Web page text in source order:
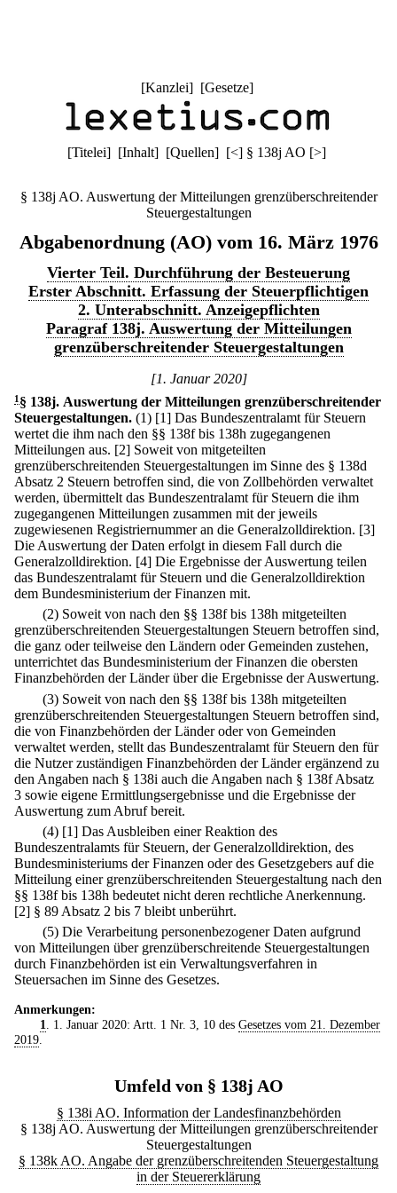
[Kanzlei] [Gesetze]
[Titelei] [Inhalt] [Quellen] [<] § 138j AO [>]
§ 138j AO. Auswertung der Mitteilungen grenzüberschreitender
Steuergestaltungen
Abgabenordnung (AO) vom 16. März 1976
Vierter Teil. Durchführung der Besteuerung
Erster Abschnitt. Erfassung der Steuerpflichtigen
2. Unterabschnitt. Anzeigepflichten
Paragraf 138j. Auswertung der Mitteilungen
grenzüberschreitender Steuergestaltungen
[1. Januar 2020]
1 § 138j. Auswertung der Mitteilungen grenzüberschreitender
Steuergestaltungen. (1) [1] Das Bundeszentralamt für Steuern
wertet die ihm nach den §§ 138f bis 138h zugegangenen
Mitteilungen aus. [2] Soweit von mitgeteilten
grenzüberschreitenden Steuergestaltungen im Sinne des § 138d
Absatz 2 Steuern betroffen sind, die von Zollbehörden verwaltet
werden, übermittelt das Bundeszentralamt für Steuern die ihm
zugegangenen Mitteilungen zusammen mit der jeweils
zugewiesenen Registriernummer an die Generalzolldirektion. [3]
Die Auswertung der Daten erfolgt in diesem Fall durch die
Generalzolldirektion. [4] Die Ergebnisse der Auswertung teilen
das Bundeszentralamt für Steuern und die Generalzolldirektion
dem Bundesministerium der Finanzen mit.
(2) Soweit von nach den §§ 138f bis 138h mitgeteilten
grenzüberschreitenden Steuergestaltungen Steuern betroffen sind,
die ganz oder teilweise den Ländern oder Gemeinden zustehen,
unterrichtet das Bundesministerium der Finanzen die obersten
Finanzbehörden der Länder über die Ergebnisse der Auswertung.
(3) Soweit von nach den §§ 138f bis 138h mitgeteilten
grenzüberschreitenden Steuergestaltungen Steuern betroffen sind,
die von Finanzbehörden der Länder oder von Gemeinden
verwaltet werden, stellt das Bundeszentralamt für Steuern den für
die Nutzer zuständigen Finanzbehörden der Länder ergänzend zu
den Angaben nach § 138i auch die Angaben nach § 138f Absatz
3 sowie eigene Ermittlungsergebnisse und die Ergebnisse der
Auswertung zum Abruf bereit.
(4) [1] Das Ausbleiben einer Reaktion des
Bundeszentralamts für Steuern, der Generalzolldirektion, des
Bundesministeriums der Finanzen oder des Gesetzgebers auf die
Mitteilung einer grenzüberschreitenden Steuergestaltung nach den
§§ 138f bis 138h bedeutet nicht deren rechtliche Anerkennung.
[2] § 89 Absatz 2 bis 7 bleibt unberührt.
(5) Die Verarbeitung personenbezogener Daten aufgrund
von Mitteilungen über grenzüberschreitende Steuergestaltungen
durch Finanzbehörden ist ein Verwaltungsverfahren in
Steuersachen im Sinne des Gesetzes.
Anmerkungen:
1
. 1. Januar 2020: Artt. 1 Nr. 3, 10 des Gesetzes vom 21. Dezember
2019
Umfeld von § 138j AO
§ 138i AO. Information der Landesfinanzbehörden
§ 138j AO. Auswertung der Mitteilungen grenzüberschreitender
Steuergestaltungen
§ 138k AO. Angabe der grenzüberschreitenden Steuergestaltung
in der Steuererklärung